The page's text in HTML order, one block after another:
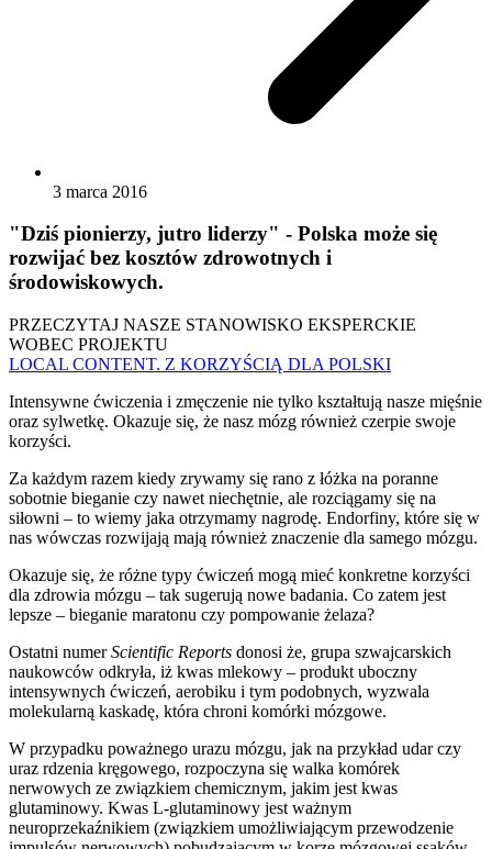
3 marca 2016
"Dziś pionierzy, jutro liderzy" - Polska może się
rozwijać bez kosztów zdrowotnych i
środowiskowych.
PRZECZYTAJ NASZE STANOWISKO EKSPERCKIE
WOBEC PROJEKTU
LOCAL CONTENT. Z KORZYŚCIĄ DLA POLSKI
Intensywne ćwiczenia i zmęczenie nie tylko kształtują nasze mięśnie
oraz sylwetkę. Okazuje się, że nasz mózg również czerpie swoje
korzyści.
Za każdym razem kiedy zrywamy się rano z łóżka na poranne
sobotnie bieganie czy nawet niechętnie, ale rozciągamy się na
siłowni – to wiemy jaka otrzymamy nagrodę. Endorfiny, które się w
nas wówczas rozwijają mają również znaczenie dla samego mózgu.
Okazuje się, że różne typy ćwiczeń mogą mieć konkretne korzyści
dla zdrowia mózgu – tak sugerują nowe badania. Co zatem jest
lepsze – bieganie maratonu czy pompowanie żelaza?
Ostatni numerScientific Reports donosi że, grupa szwajcarskich
naukowców odkryła, iż kwas mlekowy – produkt uboczny
intensywnych ćwiczeń, aerobiku i tym podobnych, wyzwala
molekularną kaskadę, która chroni komórki mózgowe.
W przypadku poważnego urazu mózgu, jak na przykład udar czy
uraz rdzenia kręgowego, rozpoczyna się walka komórek
nerwowych ze związkiem chemicznym, jakim jest kwas
glutaminowy. Kwas L-glutaminowy jest ważnym
neuroprzekaźnikiem (związkiem umożliwiającym przewodzenie